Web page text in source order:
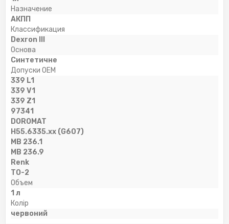
Назначение
АКПП
Классификация
Dexron III
Основа
Синтетичне
Допуски OEM
339 L1
339 V1
339 Z1
97341
DOROMAT
H55.6335.xx (G607)
MB 236.1
MB 236.9
Renk
TO-2
Объем
1 л
Колір
червоний